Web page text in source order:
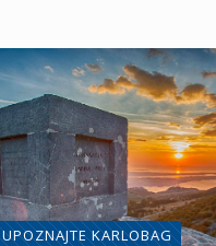
UPOZNAJTE KARLOBAG